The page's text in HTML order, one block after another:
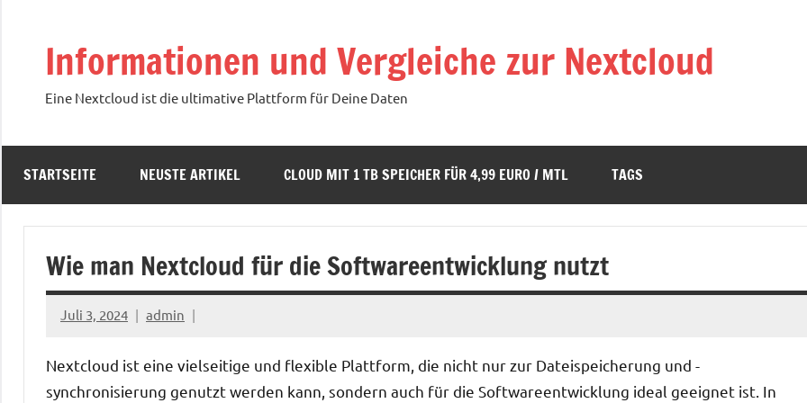
Informationen und Vergleiche zur Nextcloud
Eine Nextcloud ist die ultimative Plattform für Deine Daten
STARTSEITE NEUSTE ARTIKEL CLOUD MIT 1 TB SPEICHER FÜR 4,99 EURO / MTL TAGS
Wie man Nextcloud für die Softwareentwicklung nutzt
Juli 3, 2024 admin
Nextcloud ist eine vielseitige und flexible Plattform, die nicht nur zur Dateispeicherung und -
synchronisierung genutzt werden kann, sondern auch für die Softwareentwicklung ideal geeignet ist. In